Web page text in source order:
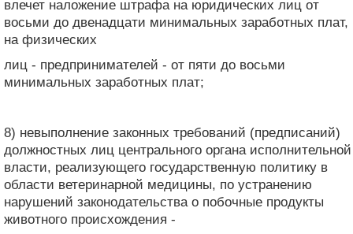
влечет наложение штрафа на юридических лиц от
восьми до двенадцати минимальных заработных плат,
на физических
лиц - предпринимателей - от пяти до восьми
минимальных заработных плат;
8) невыполнение законных требований (предписаний)
должностных лиц центрального органа исполнительной
власти, реализующего государственную политику в
области ветеринарной медицины, по устранению
нарушений законодательства о побочные продукты
животного происхождения -